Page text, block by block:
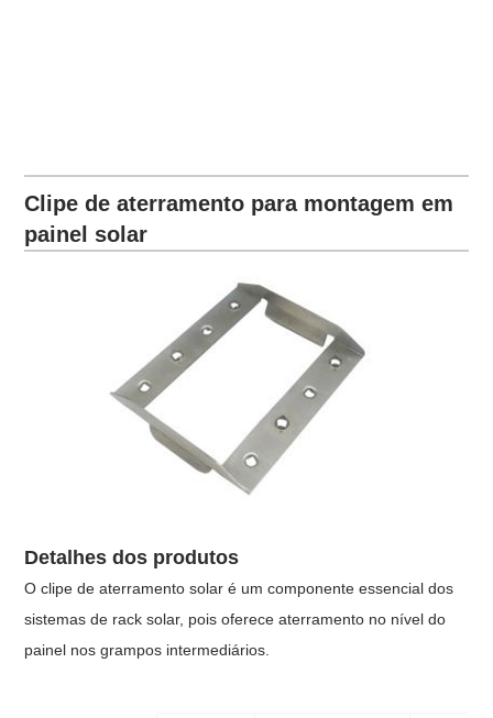
Clipe de aterramento para montagem em
painel solar
Detalhes dos produtos
O clipe de aterramento solar é um componente essencial dos
sistemas de rack solar, pois oferece aterramento no nível do
painel nos grampos intermediários.